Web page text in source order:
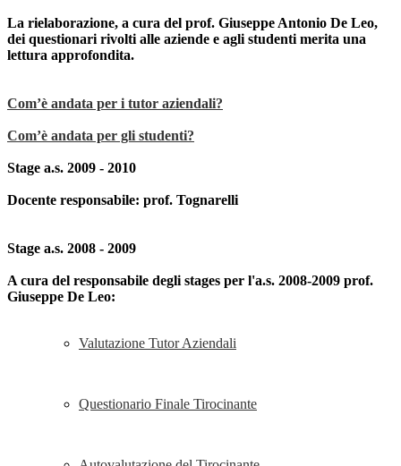
La rielaborazione, a cura del prof. Giuseppe Antonio De Leo,
dei questionari rivolti alle aziende e agli studenti merita una
lettura approfondita.
Com’è andata per i tutor aziendali?
Com’è andata per gli studenti?
Stage a.s. 2009 - 2010
Docente responsabile: prof. Tognarelli
Stage a.s. 2008 - 2009
A cura del responsabile degli stages per l'a.s. 2008-2009 prof.
Giuseppe De Leo:
Valutazione Tutor Aziendali
Questionario Finale Tirocinante